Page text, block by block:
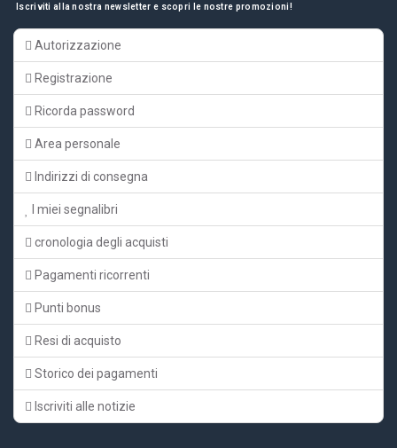
Iscriviti alla nostra newsletter e scopri le nostre promozioni!
Autorizzazione
Registrazione
Ricorda password
Area personale
Indirizzi di consegna
I miei segnalibri
cronologia degli acquisti
Pagamenti ricorrenti
Punti bonus
Resi di acquisto
Storico dei pagamenti
Iscriviti alle notizie